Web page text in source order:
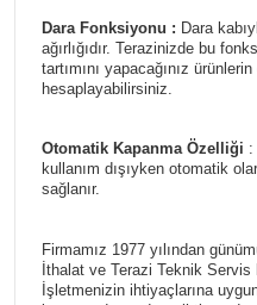
Dara Fonksiyonu : Dara
ağırlığıdır. Terazinizde bu
tartımını yapacağınız
hesaplayabilirsiniz.
Otomatik Kapanma Özelliği :
kullanım dışıyken otomatik
sağlanır.
Firmamız 1977 yılından
İthalat ve Terazi Teknik
İşletmenizin ihtiyaçlarına